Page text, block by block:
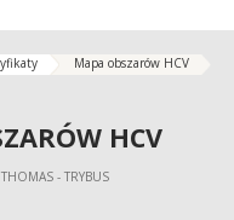
Mapa obszarów HCV
HCV
- TRYBUS